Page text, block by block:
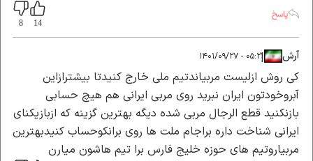
پاسخ
آرش|
|۰۵:۲۱ - ۱۴۰۱/۰۹/۲۷
کی روش ازلیست مربیاندتیم ملی خارج کنیدتا بیشترازاین
آبروخودتون ایران نبرید روی مربی ایرانی هم هیچ حسابی
بازنکنید قطع الرجال مربی شده دیگه بهترین گزینه که ازبازیکنای
ایرانی شناخت داره براجام ملت ها روی برانکوحساب کنیدبهترین
مربیاروتیم های حوزه خلیج فارس برا تیم هاشون میارن